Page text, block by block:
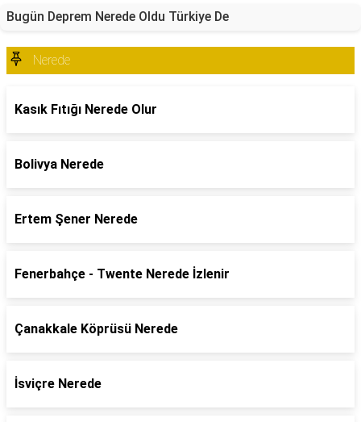
Bugün Deprem Nerede Oldu Türkiye De
Nerede
Kasık Fıtığı Nerede Olur
Bolivya Nerede
Ertem Şener Nerede
Fenerbahçe - Twente Nerede İzlenir
Çanakkale Köprüsü Nerede
İsviçre Nerede